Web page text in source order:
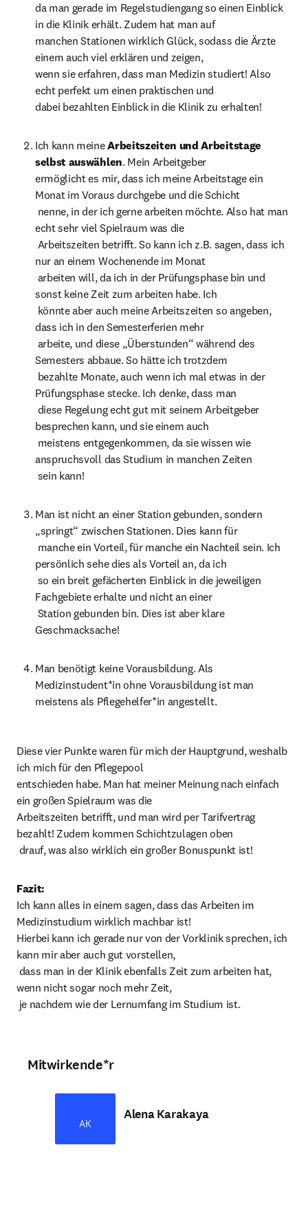
da man gerade im Regelstudiengang so einen Einblick
in die Klinik erhält. Zudem hat man auf
manchen Stationen wirklich Glück, sodass die Ärzte
einem auch viel erklären und zeigen,
wenn sie erfahren, dass man Medizin studiert! Also
echt perfekt um einen praktischen und
dabei bezahlten Einblick in die Klinik zu erhalten!
Ich kann meine Arbeitszeiten und Arbeitstage
selbst auswählen. Mein Arbeitgeber
ermöglicht es mir, dass ich meine Arbeitstage ein
Monat im Voraus durchgebe und die Schicht
echt sehr viel Spielraum was die
nur an einem Wochenende im Monat
sonst keine Zeit zum arbeiten habe. Ich
dass ich in den Semesterferien mehr
Semesters abbaue. So hätte ich trotzdem
Prüfungsphase stecke. Ich denke, dass man
besprechen kann, und sie einem auch
anspruchsvoll das Studium in manchen Zeiten
sein kann!
Man ist nicht an einer Station gebunden, sondern
„springt“ zwischen Stationen. Dies kann für
persönlich sehe dies als Vorteil an, da ich
Fachgebiete erhalte und nicht an einer
Geschmacksache!
Man benötigt keine Vorausbildung. Als
Medizinstudent*in ohne Vorausbildung ist man
meistens als Pflegehelfer*in angestellt.
Diese vier Punkte waren für mich der Hauptgrund, weshalb
ich mich für den Pflegepool
entschieden habe. Man hat meiner Meinung nach einfach
ein großen Spielraum was die
Arbeitszeiten betrifft, und man wird per Tarifvertrag
bezahlt! Zudem kommen Schichtzulagen oben
drauf, was also wirklich ein großer Bonuspunkt ist!
Fazit:
Ich kann alles in einem sagen, dass das Arbeiten im
Medizinstudium wirklich machbar ist!
Hierbei kann ich gerade nur von der Vorklinik sprechen, ich
kann mir aber auch gut vorstellen,
wenn nicht sogar noch mehr Zeit,
je nachdem wie der Lernumfang im Studium ist.
Mitwirkende*r
AK
Alena Karakaya